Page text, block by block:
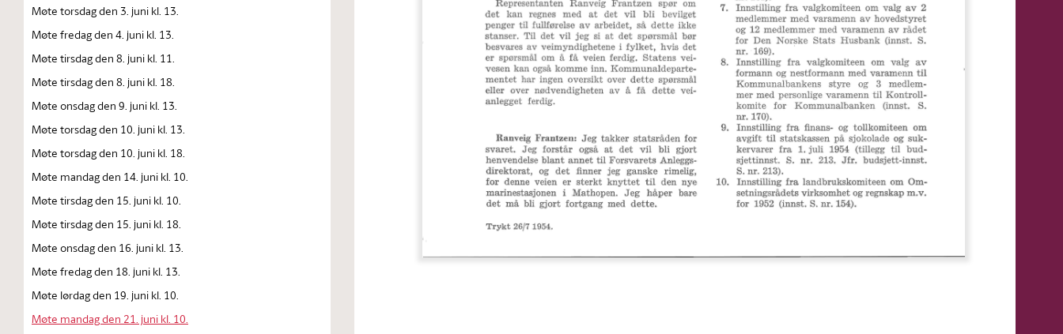
Møte torsdag den 3. juni kl. 13.
Møte fredag den 4. juni kl. 13.
Møte tirsdag den 8. juni kl. 11.
Møte tirsdag den 8. juni kl. 18.
Møte onsdag den 9. juni kl. 13.
Møte torsdag den 10. juni kl. 13.
Møte torsdag den 10. juni kl. 18.
Møte mandag den 14. juni kl. 10.
Møte tirsdag den 15. juni kl. 10.
Møte tirsdag den 15. juni kl. 18.
Møte onsdag den 16. juni kl. 13.
Møte fredag den 18. juni kl. 13.
Møte lørdag den 19. juni kl. 10.
Møte mandag den 21. juni kl. 10.